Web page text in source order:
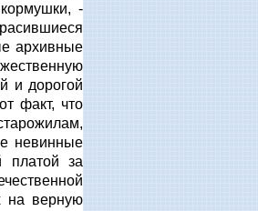
-
архивные
и дорогой
факт, что
невинные
платой за
на верную